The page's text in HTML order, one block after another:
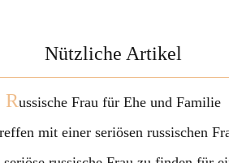
Nützliche Artikel
Russische Frau für Ehe und Familie
reffen mit einer seriösen russischen